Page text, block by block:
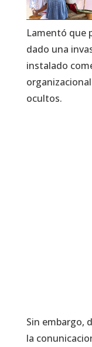
Lamentó que
dado una
instalado
ocultos.
Sin embargo,
la